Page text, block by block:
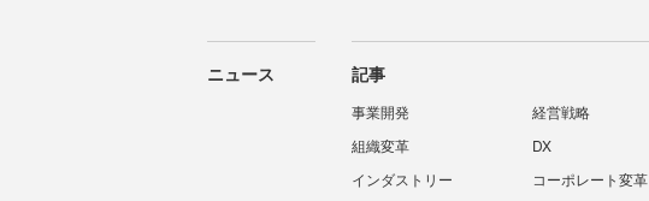
ニュース 記事
事業開発
経営戦略
組織変革
DX
インダストリー
コーポレート変革